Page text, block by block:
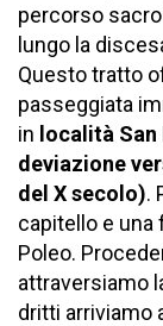
percorso
lungo la
Questo tratto
passeggiata
in località San
deviazione
del X secolo).
capitello e una
Poleo.
attraversiamo
dritti arriviamo